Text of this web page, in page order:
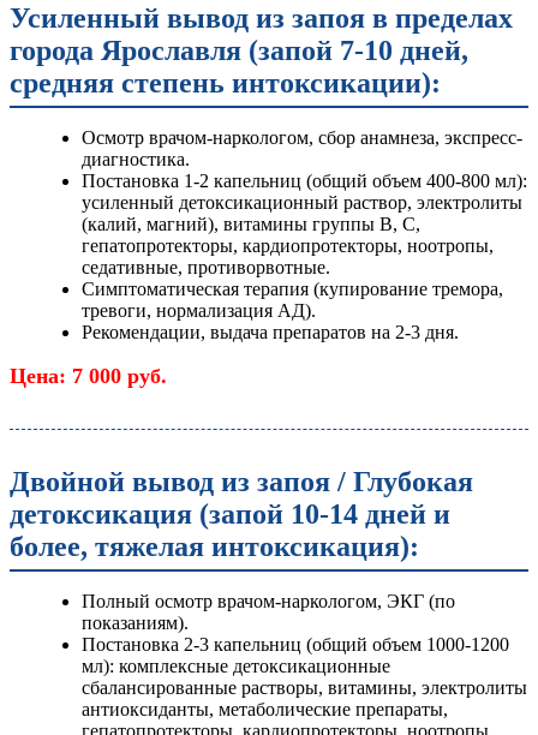
Усиленный вывод из запоя в пределах
города Ярославля (запой 7-10 дней,
средняя степень интоксикации):
Осмотр врачом-наркологом, сбор анамнеза, экспресс-
диагностика.
Постановка 1-2 капельниц (общий объем 400-800 мл):
усиленный детоксикационный раствор, электролиты
(калий, магний), витамины группы B, C,
гепатопротекторы, кардиопротекторы, ноотропы,
седативные, противорвотные.
Симптоматическая терапия (купирование тремора,
тревоги, нормализация АД).
Рекомендации, выдача препаратов на 2-3 дня.
Цена: 7 000 руб.
Двойной вывод из запоя / Глубокая
детоксикация (запой 10-14 дней и
более, тяжелая интоксикация):
Полный осмотр врачом-наркологом, ЭКГ (по
показаниям).
Постановка 2-3 капельниц (общий объем 1000-1200
мл): комплексные детоксикационные
сбалансированные растворы, витамины, электролиты
антиоксиданты, метаболические препараты,
гепатопротекторы, кардиопротекторы, ноотропы,